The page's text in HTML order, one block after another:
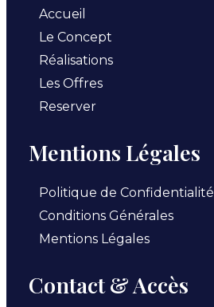
Accueil
Le Concept
Réalisations
Les Offres
Reserver
Mentions Légales
Politique de Confidentialité
Conditions Générales
Mentions Légales
Contact & Accès